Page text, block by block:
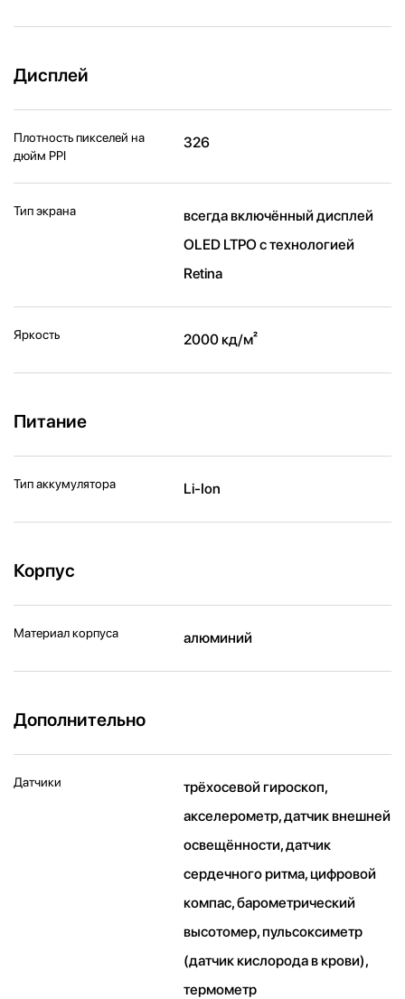
Дисплей
Плотность пикселей на
дюйм PPI
326
Тип экрана
всегда включённый дисплей
OLED LTPO с технологией
Retina
Яркость 2000 кд/ м²
Питание
Тип аккумулятора Li-Ion
Корпус
Материал корпуса алюминий
Дополнительно
Датчики
трёхосевой гироскоп,
акселерометр, датчик внешней
освещённости, датчик
сердечного ритма, цифровой
компас, барометрический
высотомер, пульсоксиметр
(датчик кислорода в крови),
термометр